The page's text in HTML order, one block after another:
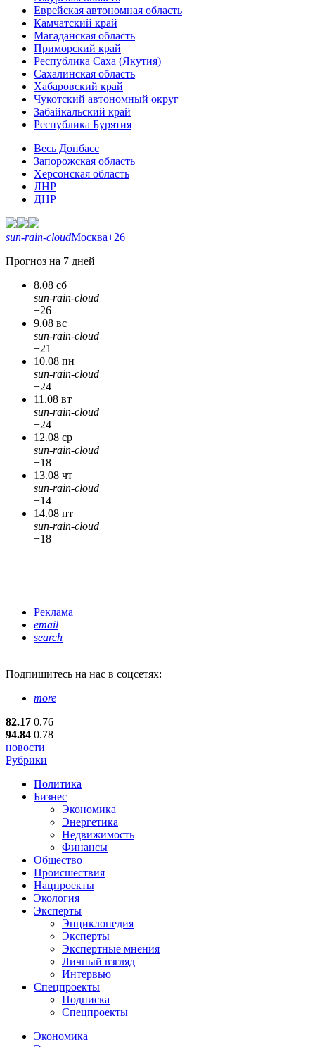
Еврейская автономная область
Камчатский край
Магаданская область
Приморский край
Республика Саха (Якутия)
Сахалинская область
Хабаровский край
Чукотский автономный округ
Забайкальский край
Республика Бурятия
Весь Донбасс
Запорожская область
Херсонская область
ЛНР
ДНР
sun-rain-cloudМосква+26
Прогноз на 7 дней
8.08 сб
sun-rain-cloud
+26
9.08 вс
sun-rain-cloud
+21
10.08 пн
sun-rain-cloud
+24
11.08 вт
sun-rain-cloud
+24
12.08 ср
sun-rain-cloud
+18
13.08 чт
sun-rain-cloud
+14
14.08 пт
sun-rain-cloud
+18
Реклама
email
search
Подпишитесь на нас в соцсетях:
more
82.17 0.76
94.84 0.78
новости
Рубрики
Политика
Бизнес
Экономика
Энергетика
Недвижимость
Финансы
Общество
Происшествия
Нацпроекты
Экология
Эксперты
Энциклопедия
Эксперты
Экспертные мнения
Личный взгляд
Интервью
Спецпроекты
Подписка
Спецпроекты
Экономика